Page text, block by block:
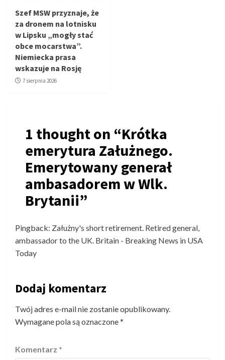
Szef MSW przyznaje, że
za dronem na lotnisku
w Lipsku „mogły stać
obce mocarstwa”.
Niemiecka prasa
wskazuje na Rosję
7 sierpnia 2026
1 thought on “Krótka
emerytura Załużnego.
Emerytowany generał
ambasadorem w Wlk.
Brytanii”
Pingback: Załużny's short retirement. Retired general,
ambassador to the UK. Britain - Breaking News in USA
Today
Dodaj komentarz
Twój adres e-mail nie zostanie opublikowany.
Wymagane pola są oznaczone*
Komentarz *